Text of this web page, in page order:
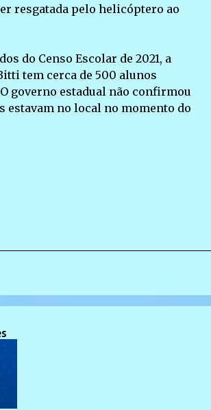
resgatada pelo helicóptero ao
do Censo Escolar de 2021, a
tem cerca de 500 alunos
governo estadual não confirmou
estavam no local no momento do